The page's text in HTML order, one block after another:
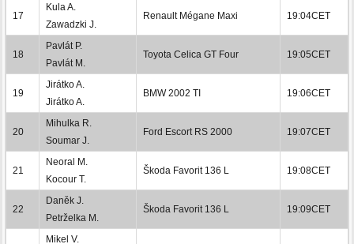
17
Kula A.
Zawadzki J.
Renault Mégane Maxi 19:04CET
18
Pavlát P.
Pavlát M.
Toyota Celica GT Four 19:05CET
19
Jirátko A.
Jirátko A.
BMW 2002 TI 19:06CET
20
Mihulka R.
Soumar J.
Ford Escort RS 2000 19:07CET
21
Neoral M.
Kocour T.
Škoda Favorit 136 L 19:08CET
22
Daněk J.
Petrželka M.
Škoda Favorit 136 L 19:09CET
Mikel V.